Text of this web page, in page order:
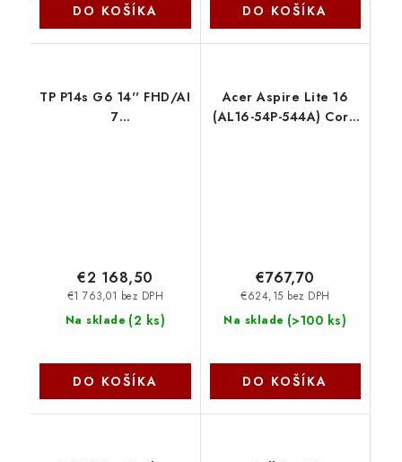
DO KOŠÍKA DO KOŠÍKA
TP P14s G6 14'' FHD/AI
7
Na sklade (2 ks)
€1 763,01 bez DPH
€2 168,50
DO KOŠÍKA
Acer Aspire Lite 16
(AL16-54P-544A) Core
Na sklade (>100 ks)
€624,15 bez DPH
€767,70
DO KOŠÍKA